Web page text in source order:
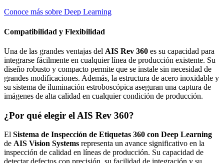
Conoce más sobre Deep Learning
Compatibilidad y Flexibilidad
Una de las grandes ventajas del AIS Rev 360 es su capacidad para
integrarse fácilmente en cualquier línea de producción existente. Su
diseño robusto y compacto permite que se instale sin necesidad de
grandes modificaciones. Además, la estructura de acero inoxidable y
su sistema de iluminación estroboscópica aseguran una captura de
imágenes de alta calidad en cualquier condición de producción.
¿Por qué elegir el AIS Rev 360?
El Sistema de Inspección de Etiquetas 360 con Deep Learning
de AIS Vision Systems representa un avance significativo en la
inspección de calidad en líneas de producción. Su capacidad de